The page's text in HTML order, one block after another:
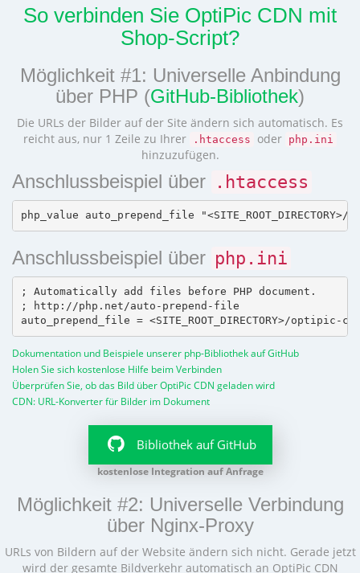
So verbinden Sie OptiPic CDN mit
Shop-Script?
Möglichkeit #1: Universelle Anbindung
über PHP (GitHub-Bibliothek)
Die URLs der Bilder auf der Site ändern sich automatisch. Es
reicht aus, nur 1 Zeile zu Ihrer
.htaccess oder php.ini
hinzuzufügen.
Anschlussbeispiel über .htaccess
Anschlussbeispiel über php.ini
; Automatically add files before PHP document.
; http://php.net/auto-prepend-file
Dokumentation und Beispiele unserer php-Bibliothek auf GitHub
Holen Sie sich kostenlose Hilfe beim Verbinden
Überprüfen Sie, ob das Bild über OptiPic CDN geladen wird
CDN: URL-Konverter für Bilder im Dokument
Bibliothek auf GitHub
kostenlose Integration auf Anfrage
Möglichkeit #2: Universelle Verbindung
über Nginx-Proxy
URLs von Bildern auf der Website ändern sich nicht. Gerade jetzt
wird der gesamte Bildverkehr automatisch an OptiPic CDN